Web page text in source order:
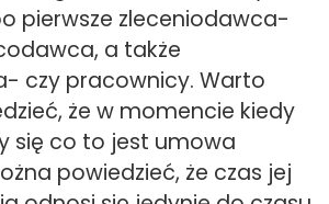
pierwsze zleceniodawca-
a także
czy pracownicy. Warto
że w momencie kiedy
się co to jest umowa
powiedzieć, że czas jej